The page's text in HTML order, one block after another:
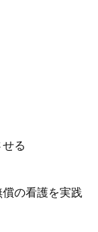
る
の看護を実践